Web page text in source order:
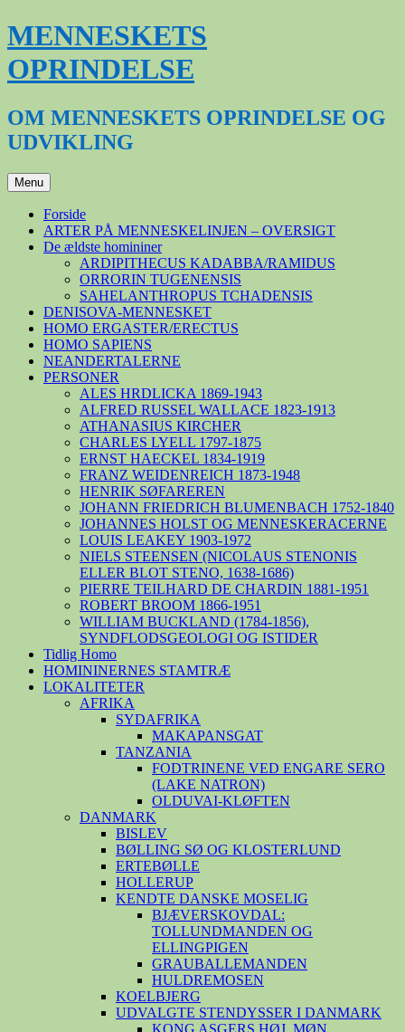
Hop
til
indhold
MENNESKETS
OPRINDELSE
OM MENNESKETS OPRINDELSE OG
UDVIKLING
Menu
Forside
ARTER PÅ MENNESKELINJEN – OVERSIGT
De ældste homininer
ARDIPITHECUS KADABBA/RAMIDUS
ORRORIN TUGENENSIS
SAHELANTHROPUS TCHADENSIS
DENISOVA-MENNESKET
HOMO ERGASTER/ERECTUS
HOMO SAPIENS
NEANDERTALERNE
PERSONER
ALES HRDLICKA 1869-1943
ALFRED RUSSEL WALLACE 1823-1913
ATHANASIUS KIRCHER
CHARLES LYELL 1797-1875
ERNST HAECKEL 1834-1919
FRANZ WEIDENREICH 1873-1948
HENRIK SØFAREREN
JOHANN FRIEDRICH BLUMENBACH 1752-1840
JOHANNES HOLST OG MENNESKERACERNE
LOUIS LEAKEY 1903-1972
NIELS STEENSEN (NICOLAUS STENONIS
ELLER BLOT STENO, 1638-1686)
PIERRE TEILHARD DE CHARDIN 1881-1951
ROBERT BROOM 1866-1951
WILLIAM BUCKLAND (1784-1856),
SYNDFLODSGEOLOGI OG ISTIDER
Tidlig Homo
HOMININERNES STAMTRÆ
LOKALITETER
AFRIKA
SYDAFRIKA
MAKAPANSGAT
TANZANIA
FODTRINENE VED ENGARE SERO
(LAKE NATRON)
OLDUVAI-KLØFTEN
DANMARK
BISLEV
BØLLING SØ OG KLOSTERLUND
ERTEBØLLE
HOLLERUP
KENDTE DANSKE MOSELIG
BJÆVERSKOVDAL:
TOLLUNDMANDEN OG
ELLINGPIGEN
GRAUBALLEMANDEN
HULDREMOSEN
KOELBJERG
UDVALGTE STENDYSSER I DANMARK
KONG ASGERS HØJ, MØN